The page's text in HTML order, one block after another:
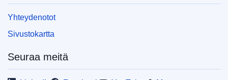
Yhteydenotot
Sivustokartta
Seuraa meitä